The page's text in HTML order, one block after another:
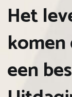
Het
een